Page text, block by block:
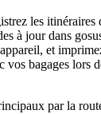
les itinéraires
à jour dans
et
vos bagages lors
par la